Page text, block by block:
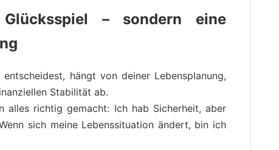
– sondern eine
hängt von deiner Lebensplanung,
Stabilität ab.
alles richtig gemacht: Ich hab Sicherheit, aber
sich meine Lebenssituation ändert, bin ich